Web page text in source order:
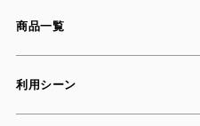
商品一覧
利用シーン